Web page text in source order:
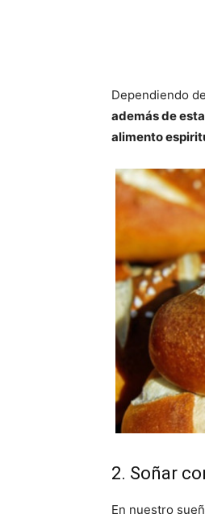
Dependiendo
además de
alimento
2. Soñar
En nuestro